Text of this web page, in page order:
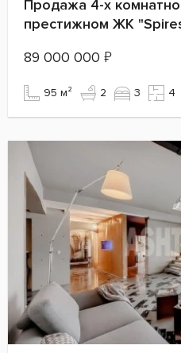
Продажа 4-х
престижном ЖК
89 000 000 ₽
95 м² 2 3 4